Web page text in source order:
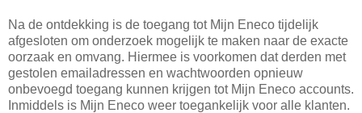
Na de ontdekking is de toegang tot Mijn Eneco tijdelijk
afgesloten om onderzoek mogelijk te maken naar de exacte
oorzaak en omvang. Hiermee is voorkomen dat derden met
gestolen emailadressen en wachtwoorden opnieuw
onbevoegd toegang kunnen krijgen tot Mijn Eneco accounts.
Inmiddels is Mijn Eneco weer toegankelijk voor alle klanten.